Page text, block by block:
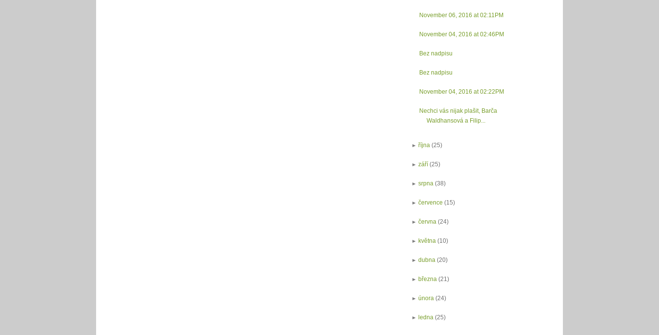
November 06, 2016 at 02:11PM
November 04, 2016 at 02:46PM
Bez nadpisu
Bez nadpisu
November 04, 2016 at 02:22PM
Nechci vás nijak plašit, Barča
Waldhansová a Filip...
►října (25)
►září (25)
►srpna (38)
►července (15)
►června (24)
►května (10)
►dubna (20)
►března (21)
►února (24)
►ledna (25)